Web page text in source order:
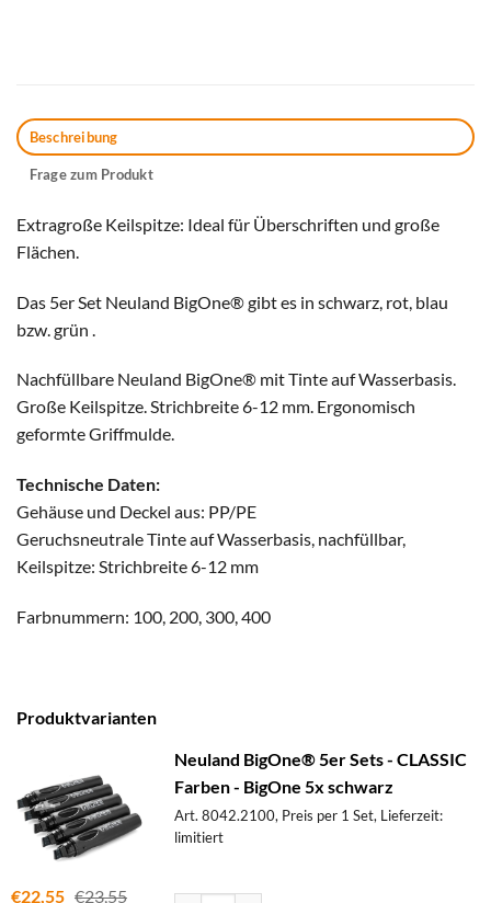
Beschreibung
Frage zum Produkt
Extragroße Keilspitze: Ideal für Überschriften und große
Flächen.
Das 5er Set Neuland BigOne® gibt es in schwarz, rot, blau
bzw. grün .
Nachfüllbare Neuland BigOne® mit Tinte auf Wasserbasis.
Große Keilspitze. Strichbreite 6-12 mm. Ergonomisch
geformte Griffmulde.
Technische Daten:
Gehäuse und Deckel aus: PP/PE
Geruchsneutrale Tinte auf Wasserbasis, nachfüllbar,
Keilspitze: Strichbreite 6-12 mm
Farbnummern: 100, 200, 300, 400
Produktvarianten
Neuland BigOne® 5er Sets - CLASSIC
Farben - BigOne 5x schwarz
Art. 8042.2100, Preis per 1 Set, Lieferzeit:
limitiert
€22,55 €23,55